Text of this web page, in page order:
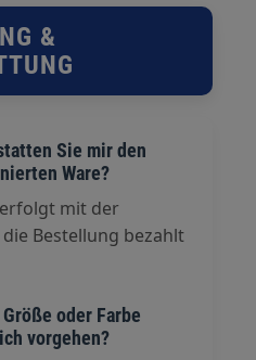
&
Sie mir den
Ware?
mit der
Bestellung bezahlt
oder Farbe
vorgehen?